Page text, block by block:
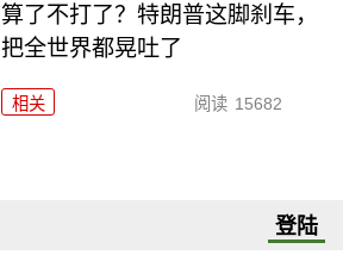
算了不打了？特朗普这脚刹车，
把全世界都晃吐了
相关 阅读 15682
登陆